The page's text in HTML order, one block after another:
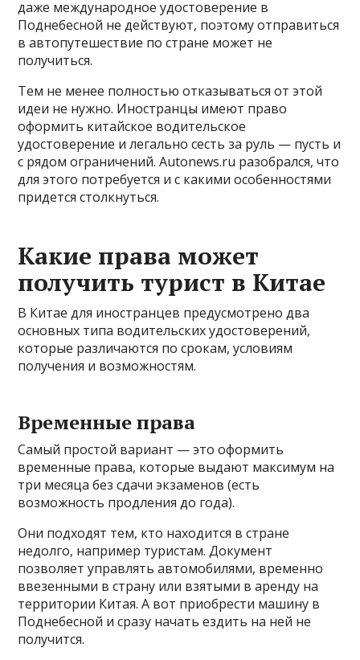
даже международное удостоверение в
Поднебесной не действуют, поэтому отправиться
в автопутешествие по стране может не
получиться.
Тем не менее полностью отказываться от этой
идеи не нужно. Иностранцы имеют право
оформить китайское водительское
удостоверение и легально сесть за руль — пусть и
с рядом ограничений. Autonews.ru разобрался, что
для этого потребуется и с какими особенностями
придется столкнуться.
Какие права может
получить турист в Китае
В Китае для иностранцев предусмотрено два
основных типа водительских удостоверений,
которые различаются по срокам, условиям
получения и возможностям.
Временные права
Самый простой вариант — это оформить
временные права, которые выдают максимум на
три месяца без сдачи экзаменов (есть
возможность продления до года).
Они подходят тем, кто находится в стране
недолго, например туристам. Документ
позволяет управлять автомобилями, временно
ввезенными в страну или взятыми в аренду на
территории Китая. А вот приобрести машину в
Поднебесной и сразу начать ездить на ней не
получится.